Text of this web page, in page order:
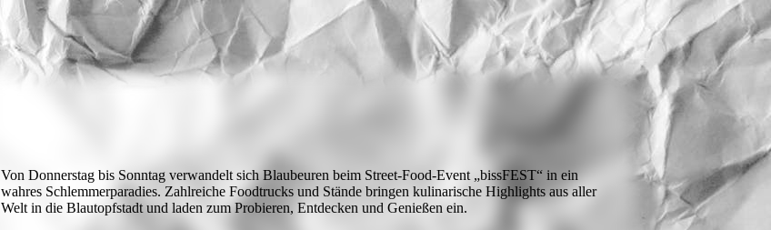
Von Donnerstag bis Sonntag verwandelt sich Blaubeuren beim Street-Food-Event „bissFEST“ in ein
wahres Schlemmerparadies. Zahlreiche Foodtrucks und Stände bringen kulinarische Highlights aus aller
Welt in die Blautopfstadt und laden zum Probieren, Entdecken und Genießen ein.